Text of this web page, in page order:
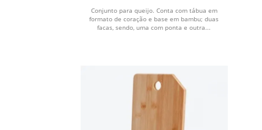
Conjunto para queijo. Conta com tábua em
formato de coração e base em bambu; duas
facas, sendo, uma com ponta e outra...